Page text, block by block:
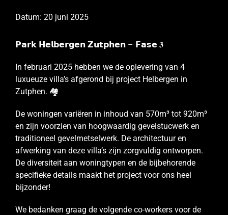
Datum: 20 juni 2025
𝗣𝗮𝗿𝗸 𝗛𝗲𝗹𝗯𝗲𝗿𝗴𝗲𝗻 𝗭𝘂𝘁𝗽𝗵𝗲𝗻 – 𝗙𝗮𝘀𝗲 𝟑
In februari 2025 hebben we de oplevering van 4
luxueuze villa’s afgerond bij project Helbergen in
Zutphen. 🏘️
De woningen variëren in inhoud van 570m³ tot 920m³
en zijn voorzien van hoogwaardig gevelstucwerk en
traditioneel gevelmetselwerk. De architectuur en
afwerking van deze villa’s zijn zorgvuldig ontworpen.
De diversiteit aan woningtypen en de bijbehorende
specifieke details maakt het project voor ons heel
bijzonder!
We bedanken graag de volgende co-workers voor de